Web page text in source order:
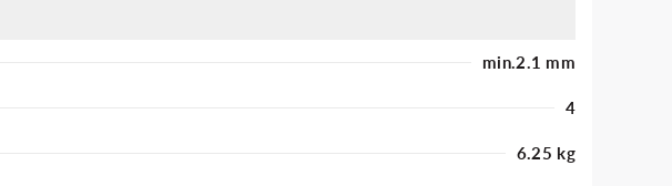
min.2.1 mm
4
6.25 kg